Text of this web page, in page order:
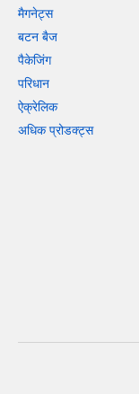
मैगनेट्स
बटन बैज
पैकेजिंग
परिधान
ऐक्रेलिक
अधिक प्रोडक्ट्स